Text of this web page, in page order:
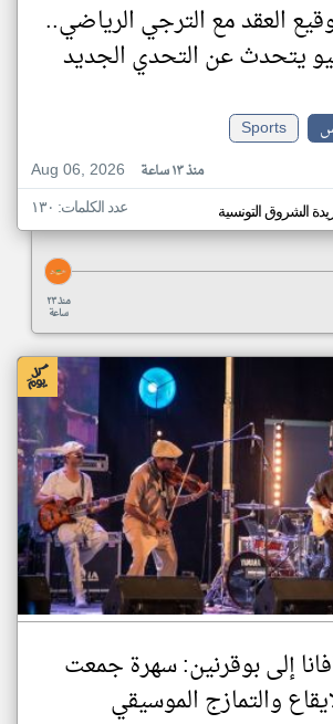
العقد مع الترجي الرياضي..
يتحدث عن التحدي الجديد
Sports
Aug 06, 2026
منذ ١٣ ساعة
الشروق التونسية عدد الكلمات: ١٣٠
منذ ٢٣
ساعة
إلى بوقرنين: سهرة جمعت
والتمازج الموسيقي